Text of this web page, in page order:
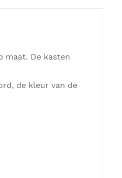
maat. De kasten
de kleur van de